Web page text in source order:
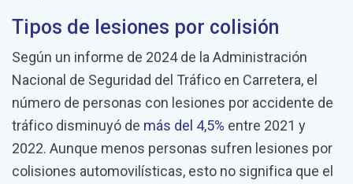
Tipos de lesiones por colisión
Según un informe de 2024 de la Administración
Nacional de Seguridad del Tráfico en Carretera, el
número de personas con lesiones por accidente de
tráfico disminuyó de más del 4,5% entre 2021 y
2022. Aunque menos personas sufren lesiones por
colisiones automovilísticas, esto no significa que el